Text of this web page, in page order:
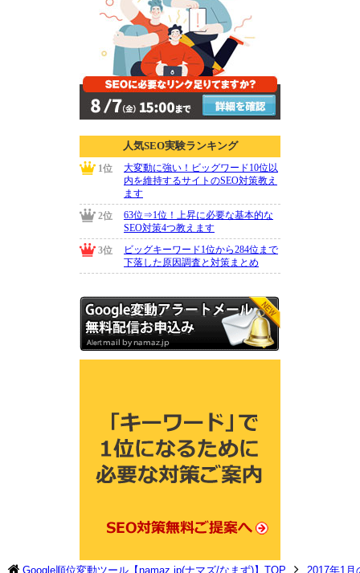
Google順位変動ツール【namaz.jp(ナマズ/なまず)】TOP 2017年1